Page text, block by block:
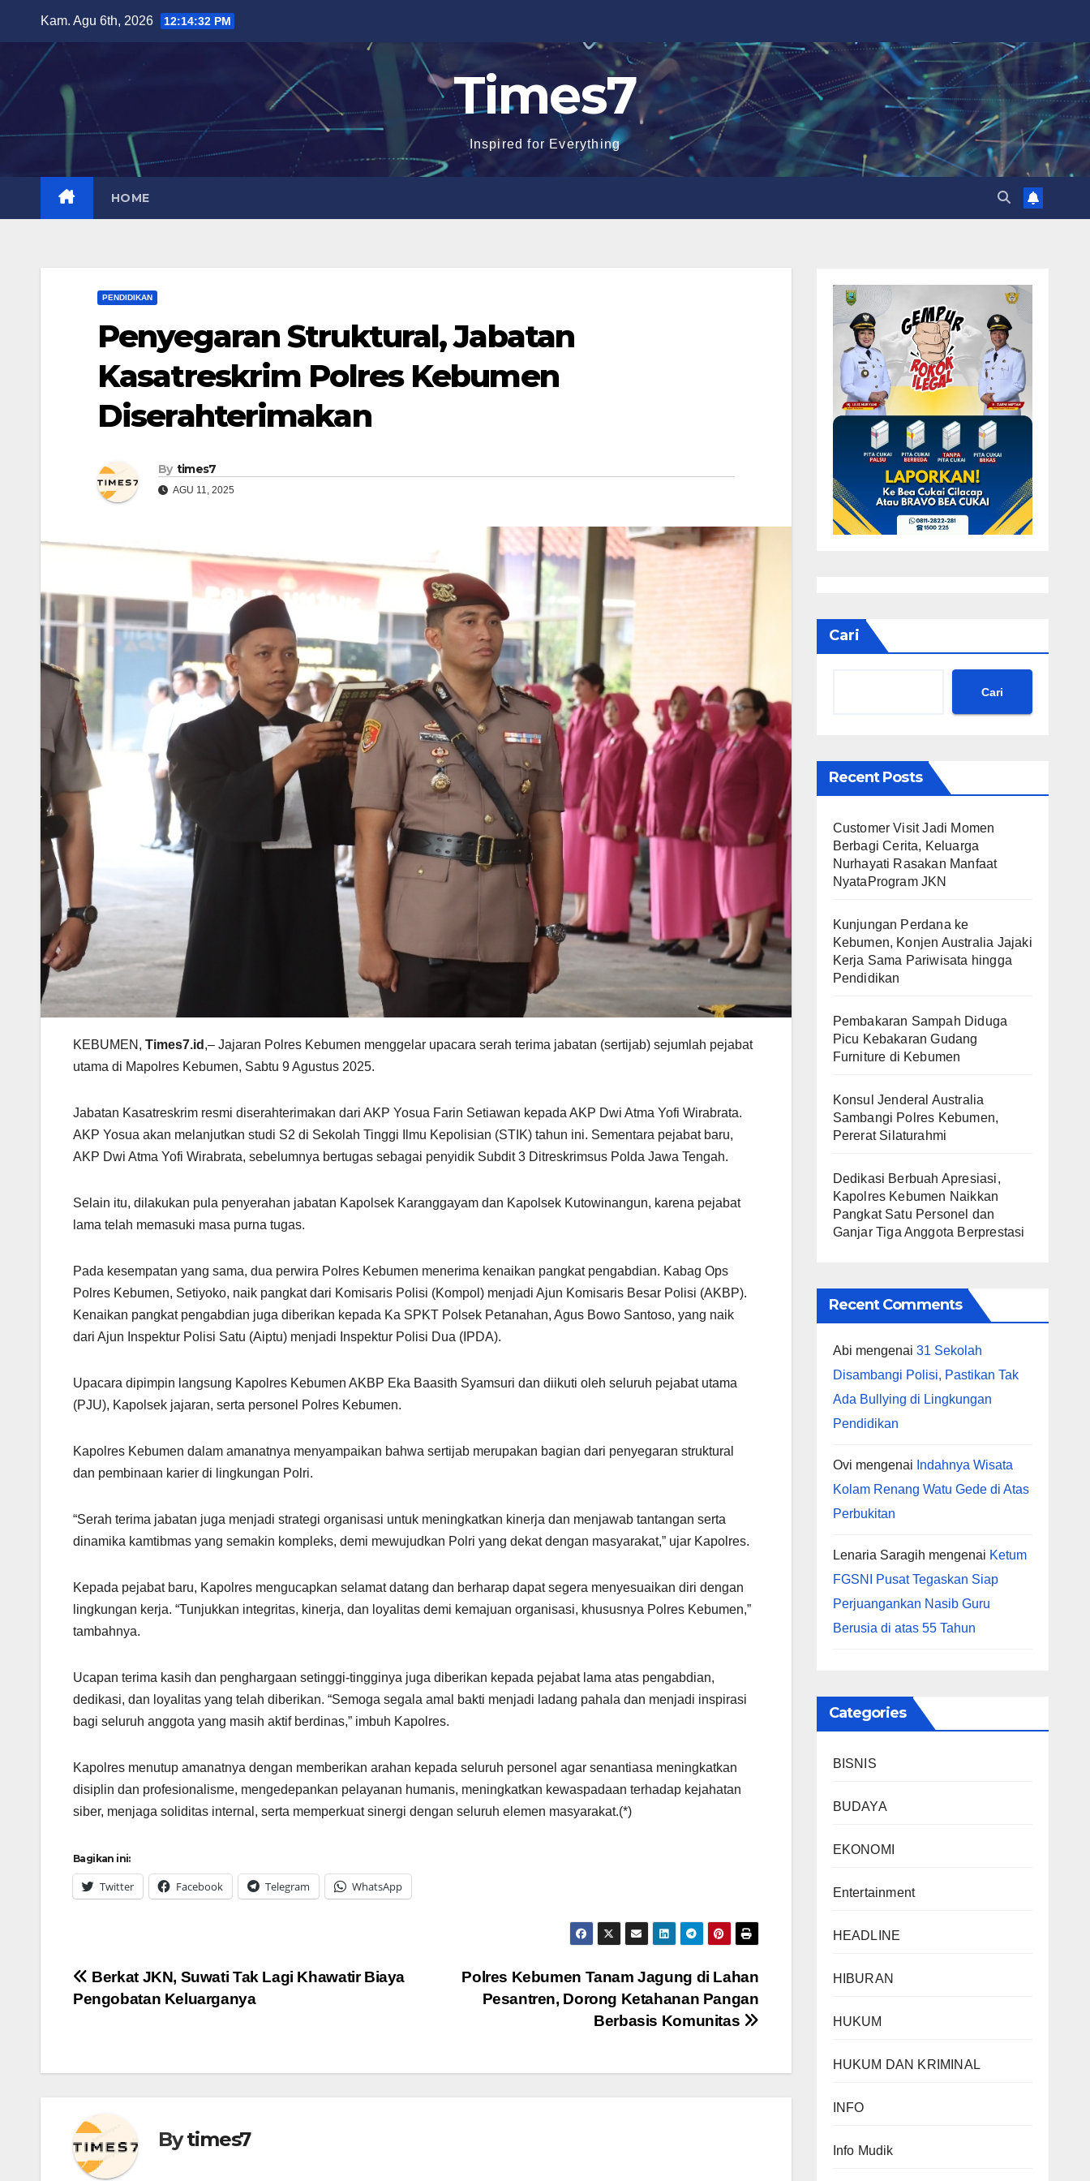
content
Kam. Agu 6th, 2026 12:14:33 PM
Times7
Inspired for Everything
HOME
PENDIDIKAN
Penyegaran Struktural, Jabatan
Kasatreskrim Polres Kebumen
Diserahterimakan
By times7
AGU 11, 2025
KEBUMEN, Times7.id ,– Jajaran Polres Kebumen menggelar upacara serah terima jabatan (sertijab) sejumlah pejabat
utama di Mapolres Kebumen, Sabtu 9 Agustus 2025.
Jabatan Kasatreskrim resmi diserahterimakan dari AKP Yosua Farin Setiawan kepada AKP Dwi Atma Yofi Wirabrata.
AKP Yosua akan melanjutkan studi S2 di Sekolah Tinggi Ilmu Kepolisian (STIK) tahun ini. Sementara pejabat baru,
AKP Dwi Atma Yofi Wirabrata, sebelumnya bertugas sebagai penyidik Subdit 3 Ditreskrimsus Polda Jawa Tengah.
Selain itu, dilakukan pula penyerahan jabatan Kapolsek Karanggayam dan Kapolsek Kutowinangun, karena pejabat
lama telah memasuki masa purna tugas.
Pada kesempatan yang sama, dua perwira Polres Kebumen menerima kenaikan pangkat pengabdian. Kabag Ops
Polres Kebumen, Setiyoko, naik pangkat dari Komisaris Polisi (Kompol) menjadi Ajun Komisaris Besar Polisi (AKBP).
Kenaikan pangkat pengabdian juga diberikan kepada Ka SPKT Polsek Petanahan, Agus Bowo Santoso, yang naik
dari Ajun Inspektur Polisi Satu (Aiptu) menjadi Inspektur Polisi Dua (IPDA).
Upacara dipimpin langsung Kapolres Kebumen AKBP Eka Baasith Syamsuri dan diikuti oleh seluruh pejabat utama
(PJU), Kapolsek jajaran, serta personel Polres Kebumen.
Kapolres Kebumen dalam amanatnya menyampaikan bahwa sertijab merupakan bagian dari penyegaran struktural
dan pembinaan karier di lingkungan Polri.
“Serah terima jabatan juga menjadi strategi organisasi untuk meningkatkan kinerja dan menjawab tantangan serta
dinamika kamtibmas yang semakin kompleks, demi mewujudkan Polri yang dekat dengan masyarakat,” ujar Kapolres.
Kepada pejabat baru, Kapolres mengucapkan selamat datang dan berharap dapat segera menyesuaikan diri dengan
lingkungan kerja. “Tunjukkan integritas, kinerja, dan loyalitas demi kemajuan organisasi, khususnya Polres Kebumen,”
tambahnya.
Ucapan terima kasih dan penghargaan setinggi-tingginya juga diberikan kepada pejabat lama atas pengabdian,
dedikasi, dan loyalitas yang telah diberikan. “Semoga segala amal bakti menjadi ladang pahala dan menjadi inspirasi
bagi seluruh anggota yang masih aktif berdinas,” imbuh Kapolres.
Kapolres menutup amanatnya dengan memberikan arahan kepada seluruh personel agar senantiasa meningkatkan
disiplin dan profesionalisme, mengedepankan pelayanan humanis, meningkatkan kewaspadaan terhadap kejahatan
siber, menjaga soliditas internal, serta memperkuat sinergi dengan seluruh elemen masyarakat.(*)
Bagikan ini:
Twitter Facebook Telegram WhatsApp
Navigasi
pos
Polres Kebumen Tanam Jagung di Lahan
Pesantren, Dorong Ketahanan Pangan
Berbasis Komunitas
Berkat JKN, Suwati Tak Lagi Khawatir Biaya
Pengobatan Keluarganya
Bytimes7
Cari
Cari
Recent Posts
Customer Visit Jadi Momen
Berbagi Cerita, Keluarga
Nurhayati Rasakan Manfaat
NyataProgram JKN
Kunjungan Perdana ke
Kebumen, Konjen Australia Jajaki
Kerja Sama Pariwisata hingga
Pendidikan
Pembakaran Sampah Diduga
Picu Kebakaran Gudang
Furniture di Kebumen
Konsul Jenderal Australia
Sambangi Polres Kebumen,
Pererat Silaturahmi
Dedikasi Berbuah Apresiasi,
Kapolres Kebumen Naikkan
Pangkat Satu Personel dan
Ganjar Tiga Anggota Berprestasi
Recent Comments
Abi mengenai 31 Sekolah
Disambangi Polisi, Pastikan Tak
Ada Bullying di Lingkungan
Pendidikan
Ovi mengenai Indahnya Wisata
Kolam Renang Watu Gede di Atas
Perbukitan
Lenaria Saragih mengenai Ketum
FGSNI Pusat Tegaskan Siap
Perjuangankan Nasib Guru
Berusia di atas 55 Tahun
Categories
BISNIS
BUDAYA
EKONOMI
Entertainment
HEADLINE
HIBURAN
HUKUM
HUKUM DAN KRIMINAL
INFO
Info Mudik